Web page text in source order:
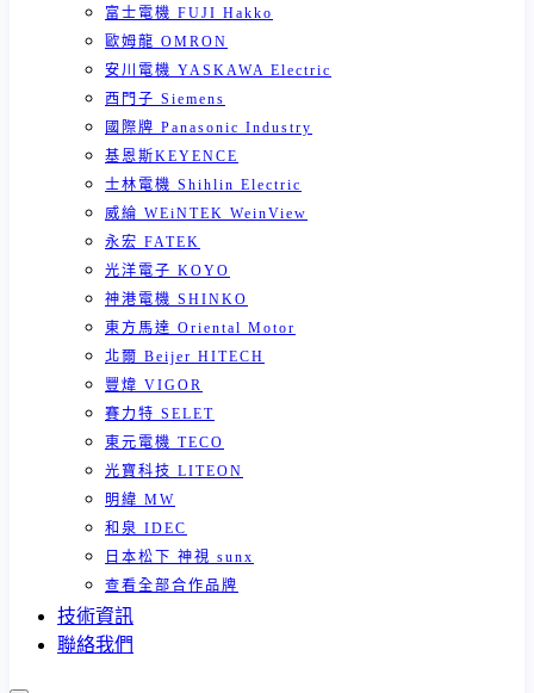
富士電機 FUJI Hakko
歐姆龍 OMRON
安川電機 YASKAWA Electric
西門子 Siemens
國際牌 Panasonic Industry
基恩斯KEYENCE
士林電機 Shihlin Electric
威綸 WEiNTEK WeinView
永宏 FATEK
光洋電子 KOYO
神港電機 SHINKO
東方馬達 Oriental Motor
北爾 Beijer HITECH
豐煒 VIGOR
賽力特 SELET
東元電機 TECO
光寶科技 LITEON
明緯 MW
和泉 IDEC
日本松下 神視 sunx
查看全部合作品牌
技術資訊
聯絡我們